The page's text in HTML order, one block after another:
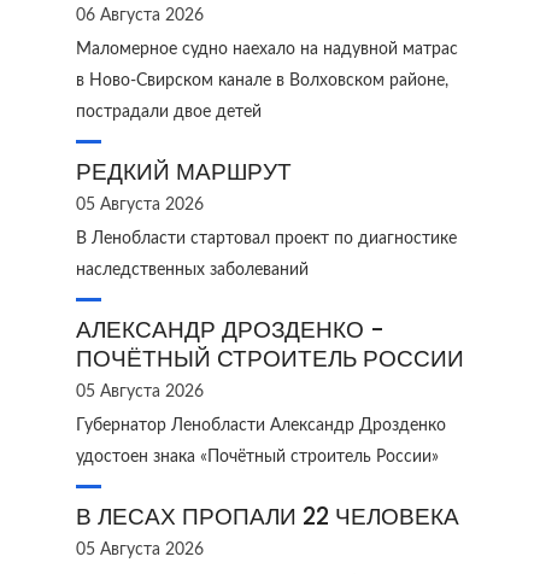
06 Августа 2026
Маломерное судно наехало на надувной матрас
в Ново‑Свирском канале в Волховском районе,
пострадали двое детей
РЕДКИЙ МАРШРУТ
05 Августа 2026
В Ленобласти стартовал проект по диагностике
наследственных заболеваний
АЛЕКСАНДР ДРОЗДЕНКО -
ПОЧЁТНЫЙ СТРОИТЕЛЬ РОССИИ
05 Августа 2026
Губернатор Ленобласти Александр Дрозденко
удостоен знака «Почётный строитель России»
В ЛЕСАХ ПРОПАЛИ 22 ЧЕЛОВЕКА
05 Августа 2026